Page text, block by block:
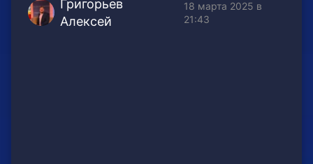
Григорьев
Алексей
18 марта 2025 в
21:43